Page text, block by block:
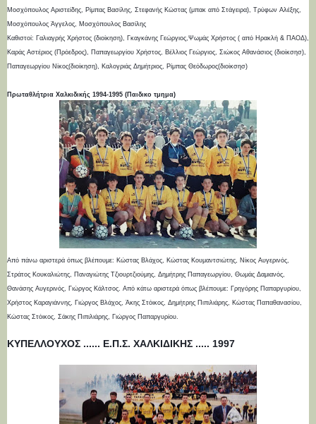
Μοσχόπουλος Αριστείδης, Ρίμπας Βασίλης, Στεφανής Κώστας (μπακ από Στάγειρα), Τρύφων Αλέξης,
Μοσχόπουλος Άγγελος, Μοσχόπουλος Βασίλης
Καθιστοί: Γαλιαγρής Χρήστος (διοίκηση), Γκαγκάνης Γεώργιος,Ψωμάς Χρήστος ( από Ηρακλή & ΠΑΟΔ),
Καράς Αστέριος (Πρόεδρος), Παπαγεωργίου Χρήστος, Βέλλιος Γεώργιος, Σιώκος Αθανάσιος (διοίκσησ),
Παπαγεωργίου Νίκος(διοίκηση), Καλογριάς Δημήτριος, Ρίμπας Θεόδωρος(διοίκσησ)
Πρωταθλήτρια Χαλκιδικής 1994-1995 (Παιδικο τμημα)
Από πάνω αριστερά όπως βλέπουμε: Κώστας Βλάχος, Κώστας Κουμαντσιώτης, Νίκος Αυγερινός,
Στράτος Κουκαλιώτης, Παναγιώτης Τζιουρτζιούμης, Δημήτρης Παπαγεωργίου, Θωμάς Δαμιανός,
Θανάσης Αυγερινός, Γιώργος Κάλτσος. Από κάτω αριστερά όπως βλέπουμε: Γρηγόρης Παπαργυρίου,
Χρήστος Καραγιάννης, Γιώργος Βλάχος, Άκης Στόικος, Δημήτρης Πιπιλιάρης, Κώστας Παπαθανασίου,
Κώστας Στόικος, Σάκης Πιπιλιάρης, Γιώργος Παπαργυρίου.
ΚΥΠΕΛΛΟΥΧΟΣ ...... Ε.Π.Σ. ΧΑΛΚΙΔΙΚΗΣ ..... 1997